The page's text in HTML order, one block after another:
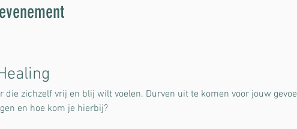
die zichzelf vrij en blij wilt voelen. Durven uit te komen voor jouw
en hoe kom je hierbij?